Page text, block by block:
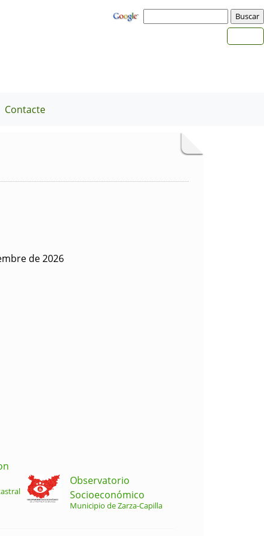
Contacte
de 2026
Observatorio
Socioeconómico
Municipio de Zarza-Capilla